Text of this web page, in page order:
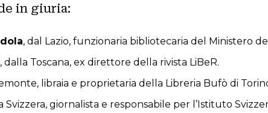
in giuria:
, dal Lazio, funzionaria bibliotecaria del Ministero
, dalla Toscana, ex direttore della rivista LiBeR.
libraia e proprietaria della Libreria Bufò di
Svizzera, giornalista e responsabile per l’Istituto